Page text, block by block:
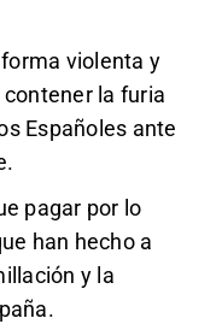
violenta y
la furia
Españoles ante
pagar por lo
han hecho a
y la